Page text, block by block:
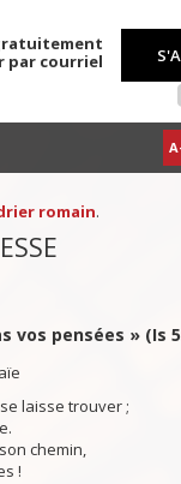
par courriel
romain.
vos pensées » (Is
laisse trouver ;
chemin,
!